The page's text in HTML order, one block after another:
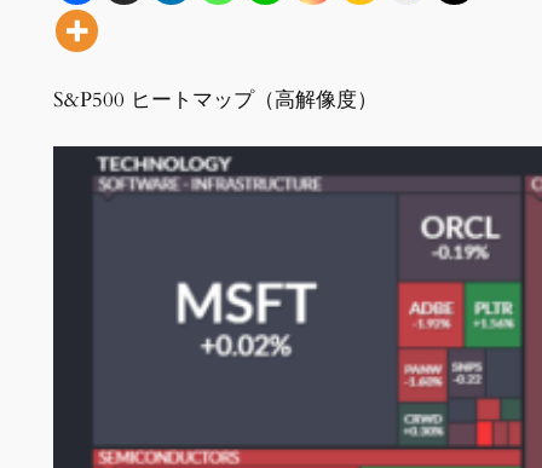
S&P500 ヒートマップ（高解像度）